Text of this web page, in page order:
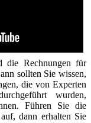
die Rechnungen für
sollten Sie wissen,
die von Experten
wurden,
Führen Sie die
dann erhalten Sie